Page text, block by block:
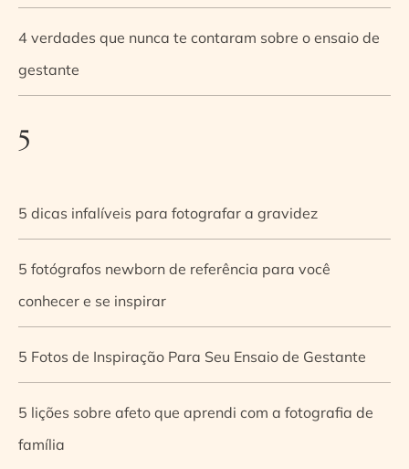
4 verdades que nunca te contaram sobre o ensaio de
gestante
5
5 dicas infalíveis para fotografar a gravidez
5 fotógrafos newborn de referência para você
conhecer e se inspirar
5 Fotos de Inspiração Para Seu Ensaio de Gestante
5 lições sobre afeto que aprendi com a fotografia de
família